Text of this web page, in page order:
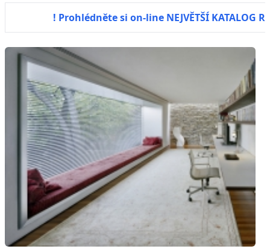
! Prohlédněte si on-line NEJVĚTŠÍ KATALOG